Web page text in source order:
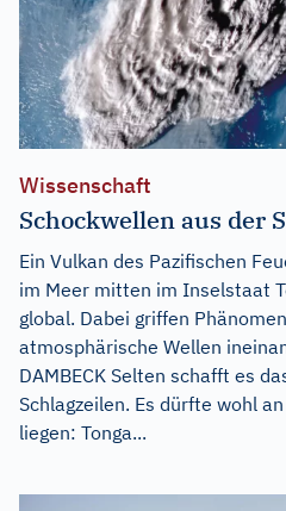
Wissenschaft
Schockwellen aus der
Ein Vulkan des Pazifischen
im Meer mitten im Inselstaat
global. Dabei griffen
atmosphärische Wellen
DAMBECK Selten schafft es
Schlagzeilen. Es dürfte wohl
liegen: Tonga...